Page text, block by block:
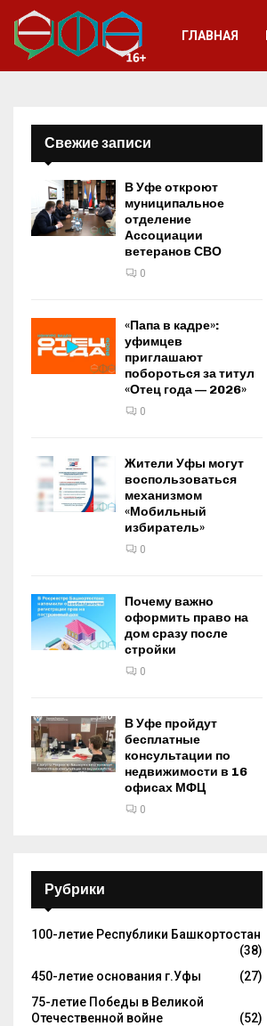
ГЛАВНАЯ
Свежие записи
В Уфе откроют
муниципальное
отделение
Ассоциации
ветеранов СВО
0
«Папа в кадре»:
уфимцев
приглашают
побороться за титул
«Отец года — 2026»
0
Жители Уфы могут
воспользоваться
механизмом
«Мобильный
избиратель»
0
Почему важно
оформить право на
дом сразу после
стройки
0
В Уфе пройдут
бесплатные
консультации по
недвижимости в 16
офисах МФЦ
0
Рубрики
100-летие Республики Башкортостан
(38)
450-летие основания г.Уфы
(27)
75-летие Победы в Великой
Отечественной войне
(52)